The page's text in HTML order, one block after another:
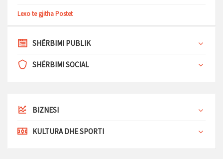
Lexo te gjitha Postet
SHËRBIMI PUBLIK
SHËRBIMI SOCIAL
BIZNESI
KULTURA DHE SPORTI